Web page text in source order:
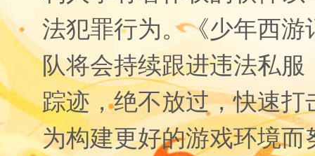
法犯罪行为。《少年西
队将会持续跟进违法私
踪迹，绝不放过，快速
为构建更好的游戏环境而